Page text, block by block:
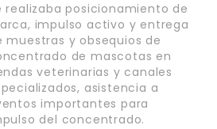
realizaba posicionamiento de
impulso activo y entrega
muestras y obsequios de
de mascotas en
veterinarias y canales
asistencia a
importantes para
del concentrado.